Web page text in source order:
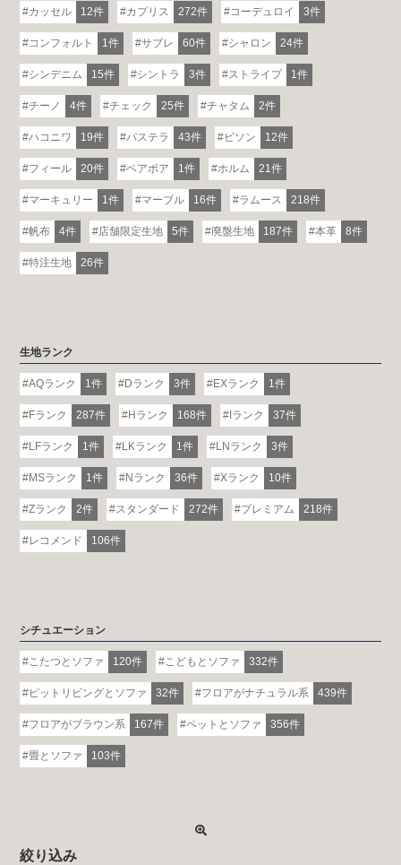
カッセル 12件 カプリス 272件 コーデュロイ 3件
コンフォルト 1件 サブレ 60件 シャロン 24件
シンデニム 15件 シントラ 3件 ストライプ 1件
チーノ 4件 チェック 25件 チャタム 2件
ハコニワ 19件 パステラ 43件 ビソン 12件
フィール 20件 ベアボア 1件 ホルム 21件
マーキュリー 1件 マーブル 16件 ラムース 218件
帆布 4件 店舗限定生地 5件 廃盤生地 187件 本革 8件
特注生地 26件
生地ランク
AQランク 1件 Dランク 3件 EXランク 1件
Fランク 287件 Hランク 168件 Iランク 37件
LFランク 1件 LKランク 1件 LNランク 3件
MSランク 1件 Nランク 36件 Xランク 10件
Zランク 2件 スタンダード 272件 プレミアム 218件
レコメンド 106件
シチュエーション
こたつとソファ 120件 こどもとソファ 332件
ピットリビングとソファ 32件 フロアがナチュラル系 439件
フロアがブラウン系 167件 ペットとソファ 356件
畳とソファ 103件
絞り込み